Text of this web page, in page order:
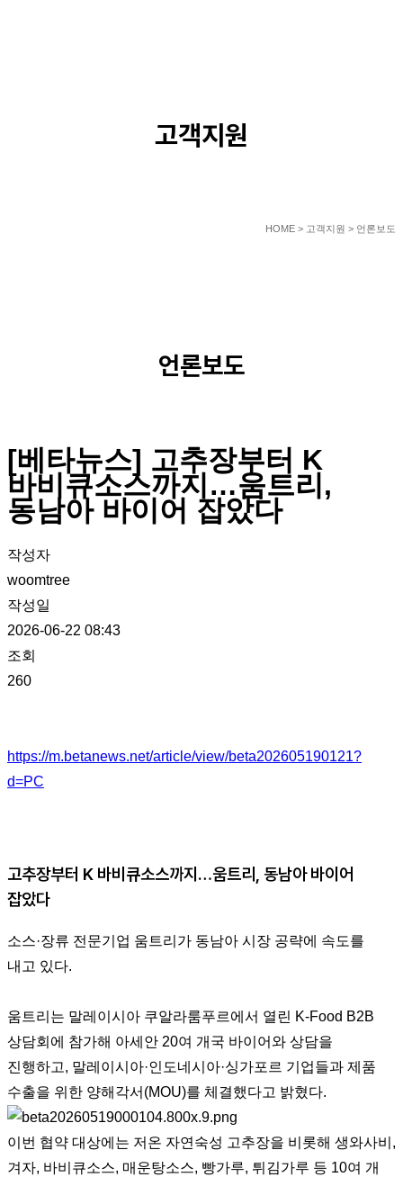
고객지원
HOME > 고객지원 > 언론보도
언론보도
[베타뉴스] 고추장부터 K
바비큐소스까지…움트리,
동남아 바이어 잡았다
작성자
woomtree
작성일
2026-06-22 08:43
조회
260
https://m.betanews.net/article/view/beta202605190121?
d=PC
고추장부터 K 바비큐소스까지…움트리, 동남아 바이어
잡았다
소스·장류 전문기업 움트리가 동남아 시장 공략에 속도를
내고 있다.
움트리는 말레이시아 쿠알라룸푸르에서 열린 K-Food B2B
상담회에 참가해 아세안 20여 개국 바이어와 상담을
진행하고, 말레이시아·인도네시아·싱가포르 기업들과 제품
수출을 위한 양해각서(MOU)를 체결했다고 밝혔다.
이번 협약 대상에는 저온 자연숙성 고추장을 비롯해 생와사비,
겨자, 바비큐소스, 매운탕소스, 빵가루, 튀김가루 등 10여 개